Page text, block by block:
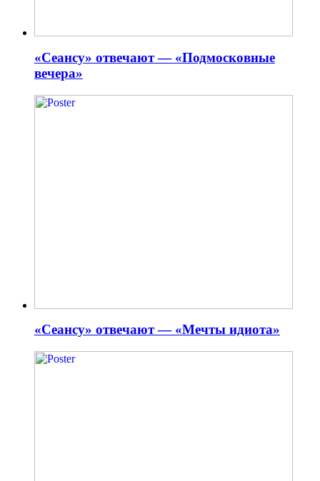
«Сеансу» отвечают — «Подмосковные
вечера»
«Сеансу» отвечают — «Мечты идиота»